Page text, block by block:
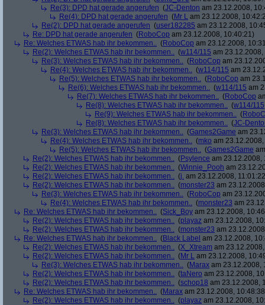
Re(3): DPD hat gerade angerufen (JC-Denton am 23.12.2008,
Re(4): DPD hat gerade angerufen (Mr L am 23.12.2008,
Re(2): DPD hat gerade angerufen (user182285 am 23.12.2008,
Re: DPD hat gerade angerufen (RoboCop am 23.12.2008, 10:40:21)
Re: Welches ETWAS hab ihr bekommen.. (RoboCop am 23.12.2008,
Re(2): Welches ETWAS hab ihr bekommen.. (w114/115 am
Re(3): Welches ETWAS hab ihr bekommen.. (RoboCop am
Re(4): Welches ETWAS hab ihr bekommen.. (w114/115 am
Re(5): Welches ETWAS hab ihr bekommen.. (RoboCop am
Re(6): Welches ETWAS hab ihr bekommen.. (w114/115 am
Re(7): Welches ETWAS hab ihr bekommen.. (RoboCop
Re(8): Welches ETWAS hab ihr bekommen.. (w114/115
Re(9): Welches ETWAS hab ihr bekommen.. (
Re(8): Welches ETWAS hab ihr bekommen.. (JC-
Re(3): Welches ETWAS hab ihr bekommen.. (Games2Game am
Re(4): Welches ETWAS hab ihr bekommen.. (mko am
Re(5): Welches ETWAS hab ihr bekommen.. (Games2Game
Re(2): Welches ETWAS hab ihr bekommen.. (Psylence am 23.12.2008,
Re(2): Welches ETWAS hab ihr bekommen.. (Winnie_Pooh am
Re(2): Welches ETWAS hab ihr bekommen.. (j. am 23.12.2008,
Re(2): Welches ETWAS hab ihr bekommen.. (monster23 am
Re(3): Welches ETWAS hab ihr bekommen.. (RoboCop am
Re(4): Welches ETWAS hab ihr bekommen.. (monster23 am
Re: Welches ETWAS hab ihr bekommen.. (Sick_Boy am 23.12.2008,
Re(2): Welches ETWAS hab ihr bekommen.. (playaz am 23.12.2008,
Re(2): Welches ETWAS hab ihr bekommen.. (monster23 am
Re: Welches ETWAS hab ihr bekommen.. (Black Label am 23.12.2008,
Re(2): Welches ETWAS hab ihr bekommen.. (X_Xtream am
Re(2): Welches ETWAS hab ihr bekommen.. (Mr L am 23.12.2008,
Re(3): Welches ETWAS hab ihr bekommen.. (Marax am 23.12.2008,
Re(2): Welches ETWAS hab ihr bekommen.. (taNero am 23.12.2008,
Re(2): Welches ETWAS hab ihr bekommen.. (schop18 am 23.12.2008,
Re: Welches ETWAS hab ihr bekommen.. (Marax am 23.12.2008,
Re(2): Welches ETWAS hab ihr bekommen.. (playaz am 23.12.2008,